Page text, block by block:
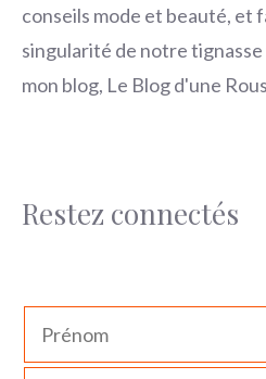
conseils mode et beauté, et
singularité de notre
mon blog, Le Blog d'une
Restez connectés